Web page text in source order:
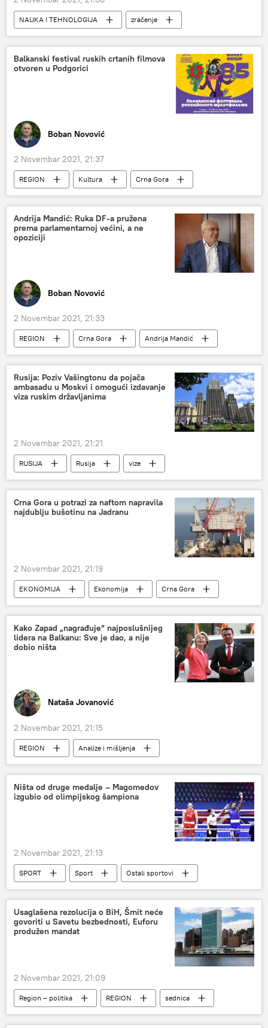
NAUKA I TEHNOLOGIJA
zračenje
pčele
elektromagnetni talasi
5G mreža
Živi svet i genetika
Nauka i tehnologija
Balkanski festival ruskih crtanih filmova
otvoren u Podgorici
Boban Novović
2 Novembar 2021, 21:37
REGION Kultura
Crna Gora
Region – društvo
Društvo Region
Andrija Mandić: Ruka DF-a pružena
prema parlamentarnoj većini, a ne
opoziciji
Boban Novović
2 Novembar 2021, 21:33
REGION Crna Gora
Andrija Mandić
Region – politika
Rusija: Poziv Vašingtonu da pojača
ambasadu u Moskvi i omogući izdavanje
viza ruskim državljanima
2 Novembar 2021, 21:21
RUSIJA Rusija
vize
Amerika
ambasada
Rusija – politika
POLITIKA
Crna Gora u potrazi za naftom napravila
najdublju bušotinu na Jadranu
2 Novembar 2021, 21:19
EKONOMIJA Ekonomija
Crna Gora
nafta
naftna bušotina
Region – ekonomija
Region
Kako Zapad „nagrađuje“ najposlušnijeg
lidera na Balkanu: Sve je dao, a nije
dobio ništa
Nataša Jovanović
2 Novembar 2021, 21:15
REGION
Analize i mišljenja
Severna Makedonija
Region – politika
Ništa od druge medalje – Magomedov
izgubio od olimpijskog šampiona
2 Novembar 2021, 21:13
SPORT Sport
Ostali sportovi
Svetsko prvenstvo u boksu 2021. u Beogradu
Usaglašena rezolucija o BiH, Šmit neće
govoriti u Savetu bezbednosti, Euforu
produžen mandat
2 Novembar 2021, 21:09
Region – politika REGION
sednica
Bosna i Hercegovina (BiH)